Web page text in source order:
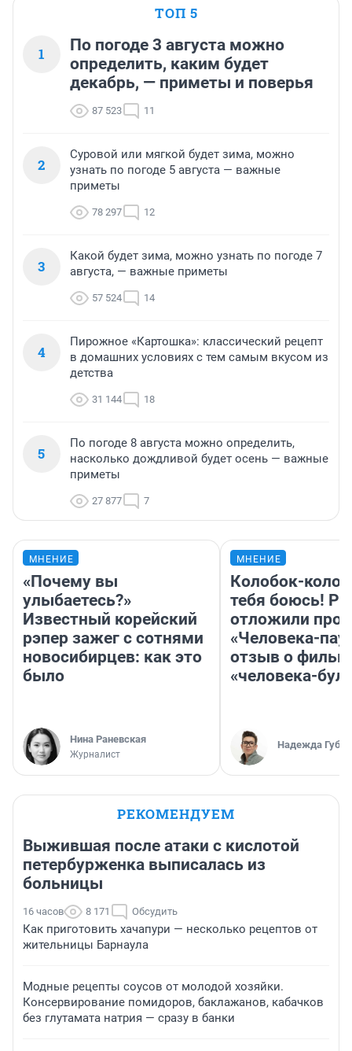
ТОП 5
1
По погоде 3 августа можно
определить, каким будет
декабрь, — приметы и поверья
87 523 11
2
Суровой или мягкой будет зима, можно
узнать по погоде 5 августа — важные
приметы
78 297 12
3
Какой будет зима, можно узнать по погоде 7
августа, — важные приметы
57 524 14
4
Пирожное «Картошка»: классический рецепт
в домашних условиях с тем самым вкусом из
детства
31 144 18
5
По погоде 8 августа можно определить,
насколько дождливой будет осень — важные
приметы
27 877 7
МНЕНИЕ
«Почему вы
улыбаетесь?»
Известный корейский
рэпер зажег с сотнями
новосибирцев: как это
было
Нина Раневская
Журналист
МНЕНИЕ
Колобок-
тебя боюсь!
отложили
«Человека-
отзыв о
«человека-
Надежда
РЕКОМЕНДУЕМ
Выжившая после атаки с кислотой
петербурженка выписалась из
больницы
16 часов 8 171 Обсудить
Как приготовить хачапури — несколько рецептов от
жительницы Барнаула
Модные рецепты соусов от молодой хозяйки.
Консервирование помидоров, баклажанов, кабачков
без глутамата натрия — сразу в банки